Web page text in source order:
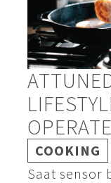
COOKING
Saat sensor